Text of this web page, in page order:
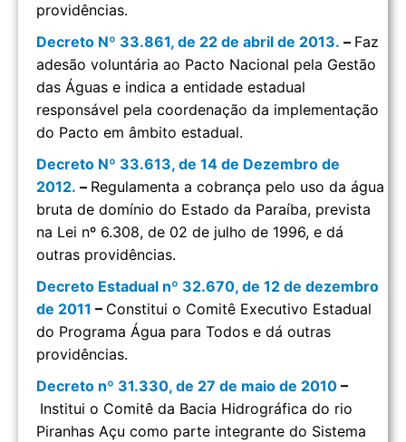
providências.
Decreto Nº 33.861, de 22 de abril de 2013. – Faz
adesão voluntária ao Pacto Nacional pela Gestão
das Águas e indica a entidade estadual
responsável pela coordenação da implementação
do Pacto em âmbito estadual.
Decreto Nº 33.613, de 14 de Dezembro de
2012. – Regulamenta a cobrança pelo uso da água
bruta de domínio do Estado da Paraíba, prevista
na Lei nº 6.308, de 02 de julho de 1996, e dá
outras providências.
Decreto Estadual nº 32.670, de 12 de dezembro
de 2011 – Constitui o Comitê Executivo Estadual
do Programa Água para Todos e dá outras
providências.
Decreto nº 31.330, de 27 de maio de 2010 –
Institui o Comitê da Bacia Hidrográfica do rio
Piranhas Açu como parte integrante do Sistema